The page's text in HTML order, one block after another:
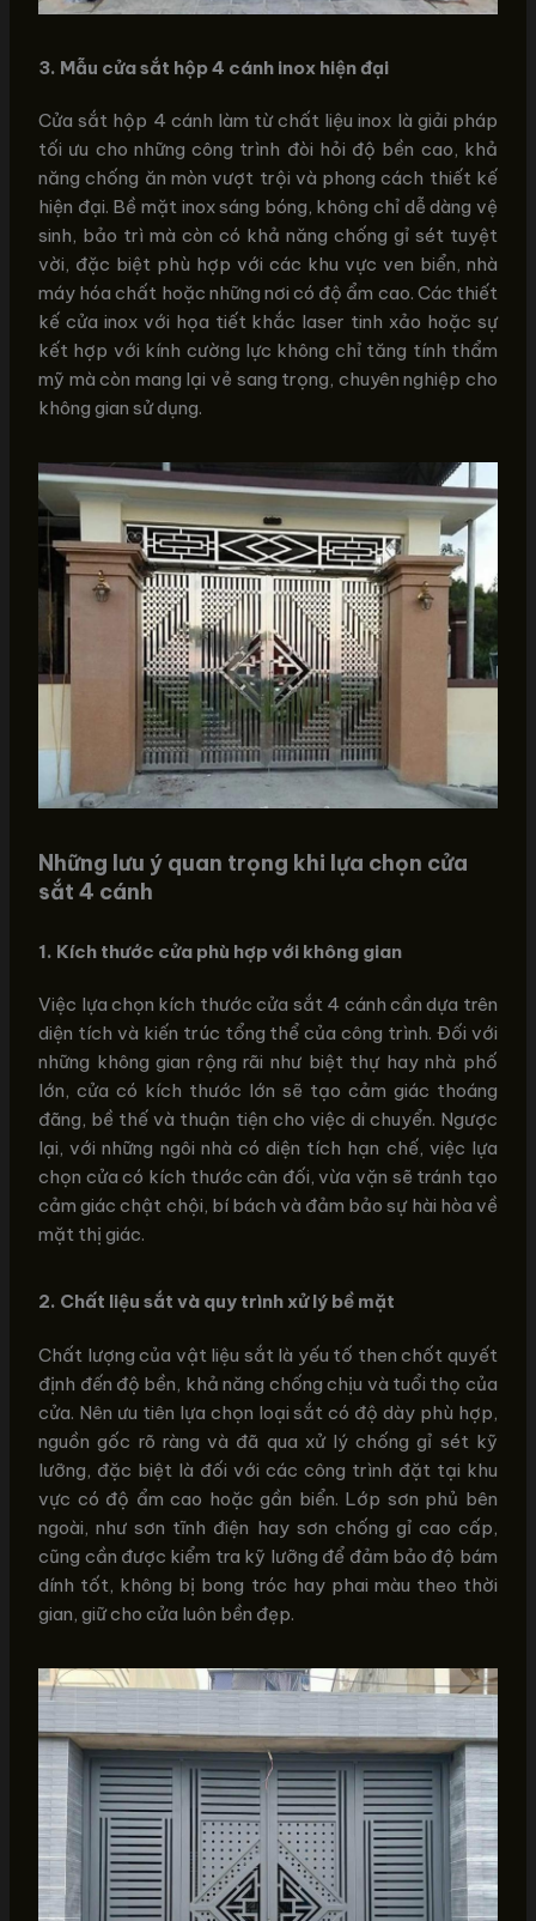
3. Mẫu cửa sắt hộp 4 cánh inox hiện đại
Cửa sắt hộp 4 cánh làm từ chất liệu inox là giải pháp
tối ưu cho những công trình đòi hỏi độ bền cao, khả
năng chống ăn mòn vượt trội và phong cách thiết kế
hiện đại. Bề mặt inox sáng bóng, không chỉ dễ dàng vệ
sinh, bảo trì mà còn có khả năng chống gỉ sét tuyệt
vời, đặc biệt phù hợp với các khu vực ven biển, nhà
máy hóa chất hoặc những nơi có độ ẩm cao. Các thiết
kế cửa inox với họa tiết khắc laser tinh xảo hoặc sự
kết hợp với kính cường lực không chỉ tăng tính thẩm
mỹ mà còn mang lại vẻ sang trọng, chuyên nghiệp cho
không gian sử dụng.
Những lưu ý quan trọng khi lựa chọn cửa
sắt 4 cánh
1. Kích thước cửa phù hợp với không gian
Việc lựa chọn kích thước cửa sắt 4 cánh cần dựa trên
diện tích và kiến trúc tổng thể của công trình. Đối với
những không gian rộng rãi như biệt thự hay nhà phố
lớn, cửa có kích thước lớn sẽ tạo cảm giác thoáng
đãng, bề thế và thuận tiện cho việc di chuyển. Ngược
lại, với những ngôi nhà có diện tích hạn chế, việc lựa
chọn cửa có kích thước cân đối, vừa vặn sẽ tránh tạo
cảm giác chật chội, bí bách và đảm bảo sự hài hòa về
mặt thị giác.
2. Chất liệu sắt và quy trình xử lý bề mặt
Chất lượng của vật liệu sắt là yếu tố then chốt quyết
định đến độ bền, khả năng chống chịu và tuổi thọ của
cửa. Nên ưu tiên lựa chọn loại sắt có độ dày phù hợp,
nguồn gốc rõ ràng và đã qua xử lý chống gỉ sét kỹ
lưỡng, đặc biệt là đối với các công trình đặt tại khu
vực có độ ẩm cao hoặc gần biển. Lớp sơn phủ bên
ngoài, như sơn tĩnh điện hay sơn chống gỉ cao cấp,
cũng cần được kiểm tra kỹ lưỡng để đảm bảo độ bám
dính tốt, không bị bong tróc hay phai màu theo thời
gian, giữ cho cửa luôn bền đẹp.